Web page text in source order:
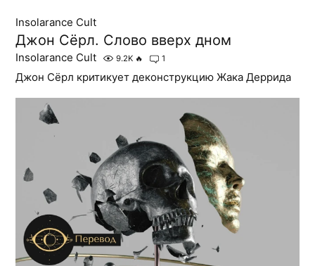
Insolarance Cult
Джон Сёрл. Слово вверх дном
Insolarance Cult 9.2K 🔥 1
Джон Сёрл критикует деконструкцию Жака Деррида